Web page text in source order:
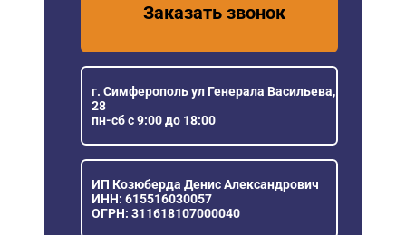
Заказать звонок
г. Симферополь ул Генерала Васильева,
28
пн-сб с 9:00 до 18:00
ИП Козюберда Денис Александрович
ИНН: 615516030057
ОГРН: 311618107000040